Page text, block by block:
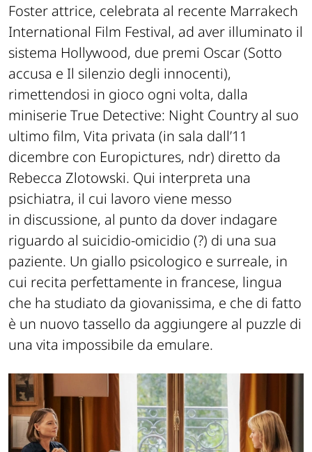
Foster attrice, celebrata al recente Marrakech
International Film Festival, ad aver illuminato il
sistema Hollywood, due premi Oscar (Sotto
accusa e Il silenzio degli innocenti),
rimettendosi in gioco ogni volta, dalla
miniserie True Detective: Night Countryal suo
ultimo film, Vita privata (in sala dall’11
dicembre con Europictures, ndr) diretto da
Rebecca Zlotowski. Qui interpreta una
psichiatra, il cui lavoro viene messo
in discussione, al punto da dover indagare
riguardo al suicidio-omicidio (?) di una sua
paziente. Un giallo psicologico e surreale, in
cui recita perfettamente in francese, lingua
che ha studiato da giovanissima, e che di fatto
è un nuovo tassello da aggiungere al puzzle di
una vita impossibile da emulare.